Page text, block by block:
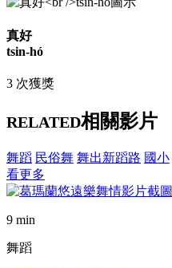
真好
tsin-hó
3 次獲獎
RELATED相關影片
舞蹈 民俗舞 舞出新蹈路 國小
看更多
9 min
舞蹈